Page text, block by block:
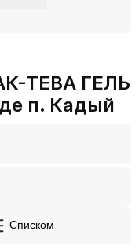
ТЕВА ГЕЛЬ
п. Кадый
Списком